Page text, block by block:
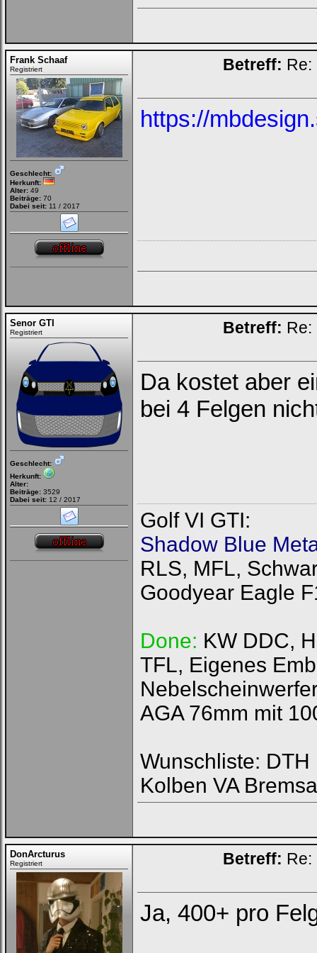
Frank Schaaf
Registriert
Geschlecht:
Herkunft:
Alter: 49
Beiträge: 70
Dabei seit: 11 / 2017
Betreff:
https://
Senor GTI
Registriert
Geschlecht:
Herkunft:
Alter:
Beiträge: 3529
Dabei seit: 12 / 2017
Betreff:
Da kostet aber
bei 4 Felgen
Golf VI GTI:
Shadow Blue
RLS, MFL,
Goodyear Eagle
Done: KW DDC,
TFL, Eigenes
AGA 76mm mit
Wunschliste:
Kolben VA
DonArcturus
Registriert Betreff:
Ja, 400+ pro